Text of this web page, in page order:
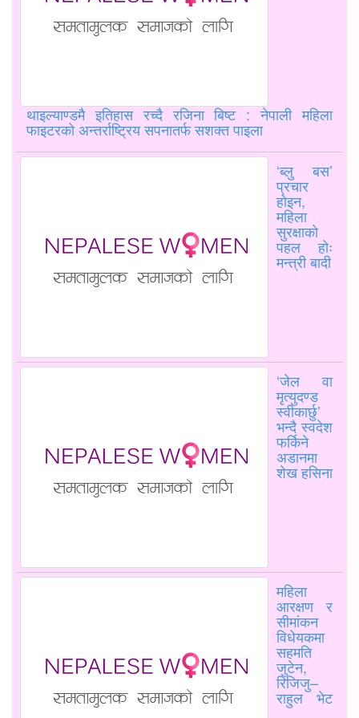
थाइल्याण्डमै इतिहास रच्दै रजिना बिष्ट : नेपाली महिला
फाइटरको अन्तर्राष्ट्रिय सपनातर्फ सशक्त पाइला
‘ब्लु बस’
प्रचार
होइन,
महिला
सुरक्षाको
पहल होः
मन्त्री बादी
‘जेल वा
मृत्युदण्ड
स्वीकार्छु’
भन्दै स्वदेश
फर्किने
अडानमा
शेख हसिना
महिला
आरक्षण र
सीमांकन
विधेयकमा
सहमति
जुटेन,
रिजिजु–
राहुल भेट